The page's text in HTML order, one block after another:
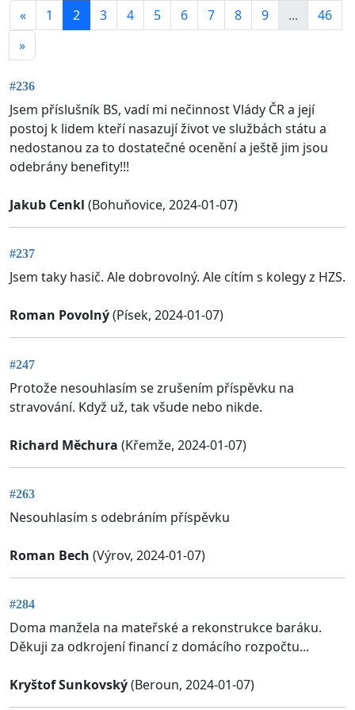
« 1 2 3 4 5 6 7 8 9 ...
46
»
#236
Jsem příslušník BS, vadí mi nečinnost Vlády ČR a její
postoj k lidem kteří nasazují život ve službách státu a
nedostanou za to dostatečné ocenění a ještě jim jsou
odebrány benefity!!!
Jakub Cenkl (Bohuňovice, 2024-01-07)
#237
Jsem taky hasič. Ale dobrovolný. Ale cítím s kolegy z HZS.
Roman Povolný(Písek, 2024-01-07)
#247
Protože nesouhlasím se zrušením příspěvku na
stravování. Když už, tak všude nebo nikde.
Richard Měchura (Křemže, 2024-01-07)
#263
Nesouhlasím s odebráním příspěvku
Roman Bech (Výrov, 2024-01-07)
#284
Doma manžela na mateřské a rekonstrukce baráku.
Děkuji za odkrojení financí z domácího rozpočtu...
Kryštof Sunkovský(Beroun, 2024-01-07)